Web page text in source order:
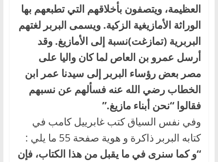
العظيمة، ويتصفون بأخلاقهم التي تطبعهم بها
الوراثة الأمازيغية الزكية. ويسمى البربر لغتهم
البربرية (تمازغت)نسبة إلى الأمازيغ. وقد
أرسل عمرو بن العاص لما كان واليا على
مصر بعض رؤساء البربر إلى سيدنا عمر ابن
الخطاب رضي الله عنه فسألهم عن نسبهم
فقالوا “نحن أبناء مازيغ.”
وفي نفس السياق كتب غابرييل كامب في
كتابه البربر ذاكرة و هوية صفحة 55 ما يلي :
“و كما سنرى في ما يقبل من هذا الكتاب، فإن